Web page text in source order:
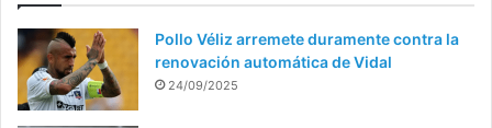
Pollo Véliz arremete duramente contra la
renovación automática de Vidal
24/09/2025